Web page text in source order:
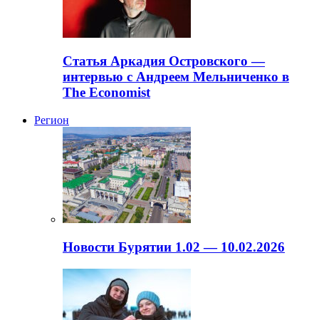
Статья Аркадия Островского —
интервью с Андреем Мельниченко в
The Economist
Регион
Новости Бурятии 1.02 — 10.02.2026